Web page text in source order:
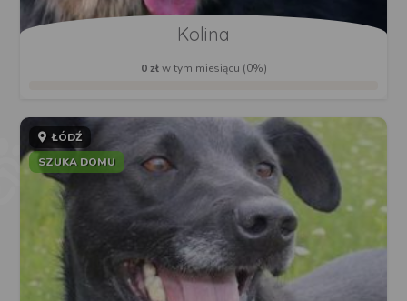
Kolina
0 złw tym miesiącu (0%)
ŁÓDŹ
SZUKA DOMU